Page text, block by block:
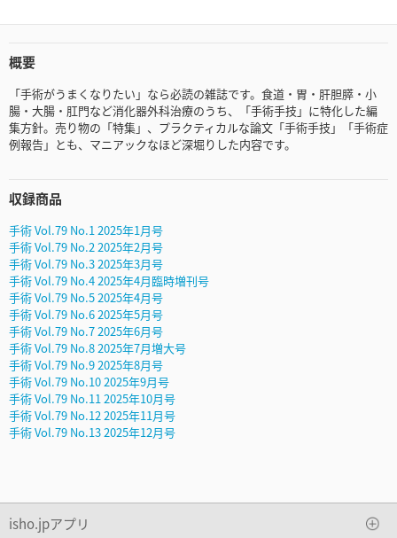
概要
「手術がうまくなりたい」なら必読の雑誌です。食道・胃・肝胆膵・小
腸・大腸・肛門など消化器外科治療のうち、「手術手技」に特化した編
集方針。売り物の「特集」、プラクティカルな論文「手術手技」「手術症
例報告」とも、マニアックなほど深堀りした内容です。
収録商品
手術 Vol.79 No.1 2025年1月号
手術 Vol.79 No.2 2025年2月号
手術 Vol.79 No.3 2025年3月号
手術 Vol.79 No.4 2025年4月臨時増刊号
手術 Vol.79 No.5 2025年4月号
手術 Vol.79 No.6 2025年5月号
手術 Vol.79 No.7 2025年6月号
手術 Vol.79 No.8 2025年7月増大号
手術 Vol.79 No.9 2025年8月号
手術 Vol.79 No.10 2025年9月号
手術 Vol.79 No.11 2025年10月号
手術 Vol.79 No.12 2025年11月号
手術 Vol.79 No.13 2025年12月号
isho.jpアプリ